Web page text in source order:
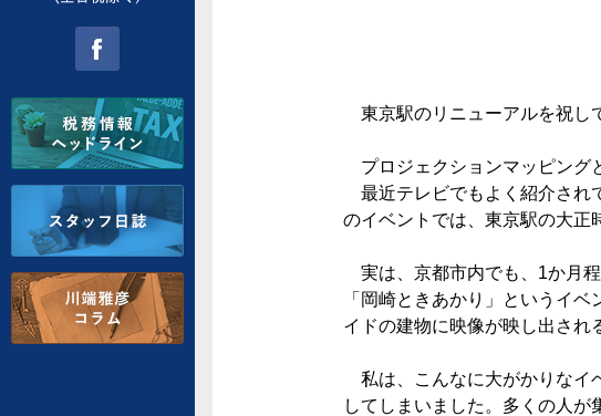
東京駅のリニューアルを祝し
プロジェクションマッピング
最近テレビでもよく紹介され
のイベントでは、東京駅の大正
実は、京都市内でも、1か月程
「岡崎ときあかり」というイ
イドの建物に映像が映し出され
私は、こんなに大がかりなイ
してしまいました。多くの人が